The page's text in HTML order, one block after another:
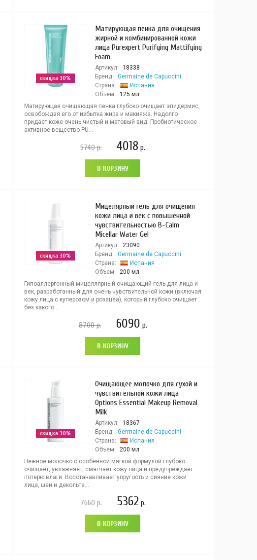
скидка 30%
Матирующая пенка для очищения
жирной и комбинированной кожи
лица Purexpert Purifying Mattifying
Foam
Артикул:
18338
Бренд:
Germaine de Capuccini
Страна:
Испания
Объем:
125 мл
Матирующая очищающая пенка глубоко очищает эпидермис,
освобождая его от избытка жира и макияжа. Надолго
придает коже очень чистый и матовый вид. Пробиотическое
активное вещество PU...
5740р. 4018 р.
В КОРЗИНУ
скидка 30%
Мицелярный гель для очищения
кожи лица и век с повышенной
чувствительностью B-Calm
Micellar Water Gel
Артикул:
23090
Бренд:
Germaine de Capuccini
Страна:
Испания
Объем:
200 мл
Гипоаллергенный мицеллярный очищающий гель для лица и
век, разработанный для очень чувствительной кожи (включая
кожу лица с куперозом и розацеа), который глубоко очищает
без какого...
8700р. 6090 р.
В КОРЗИНУ
скидка 30%
Очищающее молочко для сухой и
чувствительной кожи лица
Options Essential Makeup Removal
Milk
Артикул:
18367
Бренд:
Germaine de Capuccini
Страна:
Испания
Объем:
200 мл
Нежное молочко с особенной мягкой формулой глубоко
очищает, увлажняет, смягчает кожу лица и предупреждает
потерю влаги. Восстанавливает упругость и сияние кожи
лица, шеи и декольте...
7660р. 5362 р.
В КОРЗИНУ